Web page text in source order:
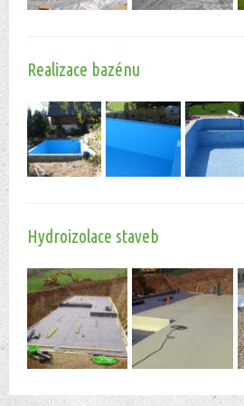
Realizace bazénu
Hydroizolace staveb